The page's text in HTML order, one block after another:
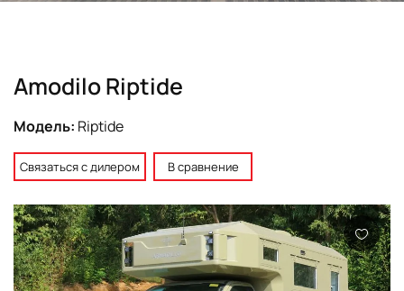
Amodilo Riptide
Модель: Riptide
Связаться с дилером В сравнение